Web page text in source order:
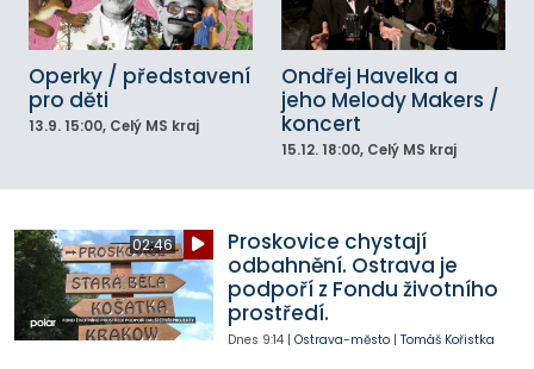
Operky / představení
pro děti
13.9. 15:00, Celý MS kraj
Ondřej Havelka a
jeho Melody Makers /
koncert
15.12. 18:00, Celý MS kraj
02:46
Proskovice chystají
odbahnění. Ostrava je
podpoří z Fondu životního
prostředí.
Dnes 9:14| Ostrava-město| Tomáš Kořistka